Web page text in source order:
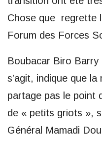
Chose que regrette
Forum des Forces
Boubacar Biro Barry
s’agit, indique que
partage pas le point
de « petits griots »,
Général Mamadi